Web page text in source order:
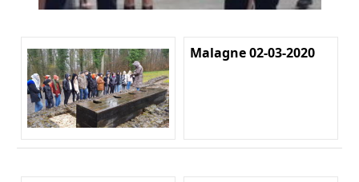
Malagne 02-03-2020